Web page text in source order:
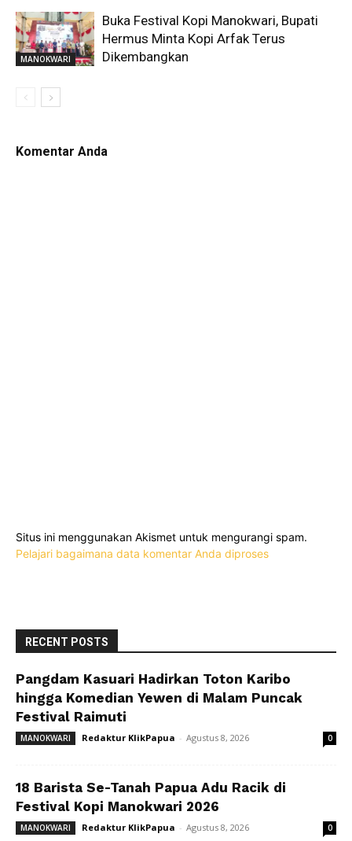
MANOKWARI
Buka Festival Kopi Manokwari, Bupati
Hermus Minta Kopi Arfak Terus
Dikembangkan
Komentar Anda
Situs ini menggunakan Akismet untuk mengurangi spam.
Pelajari bagaimana data komentar Anda diproses
RECENT POSTS
Pangdam Kasuari Hadirkan Toton Karibo
hingga Komedian Yewen di Malam Puncak
Festival Raimuti
MANOKWARI Redaktur KlikPapua - Agustus 8, 2026 0
18 Barista Se-Tanah Papua Adu Racik di
Festival Kopi Manokwari 2026
MANOKWARI Redaktur KlikPapua - Agustus 8, 2026 0